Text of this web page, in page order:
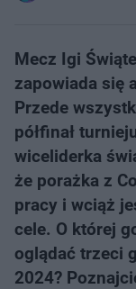
Mecz Igi
zapowiada się
Przede
półfinał
wiceliderka
że porażka z
pracy i wciąż
cele. O której
oglądać trzeci
2024?